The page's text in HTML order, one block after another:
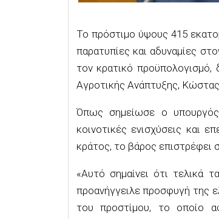
Το πρόστιμο ύψους 415
παρατυπίες και αδυναμίες
τον κρατικό
Αγροτικής Ανάπτυξης,
Όπως σημείωσε ο
κοινοτικές ενισχύσεις και
κράτος, το βάρος επιστρέφει
«Αυτό σημαίνει ότι τελικά
προανήγγειλε προσφυγή της
του προστίμου, το οποίο